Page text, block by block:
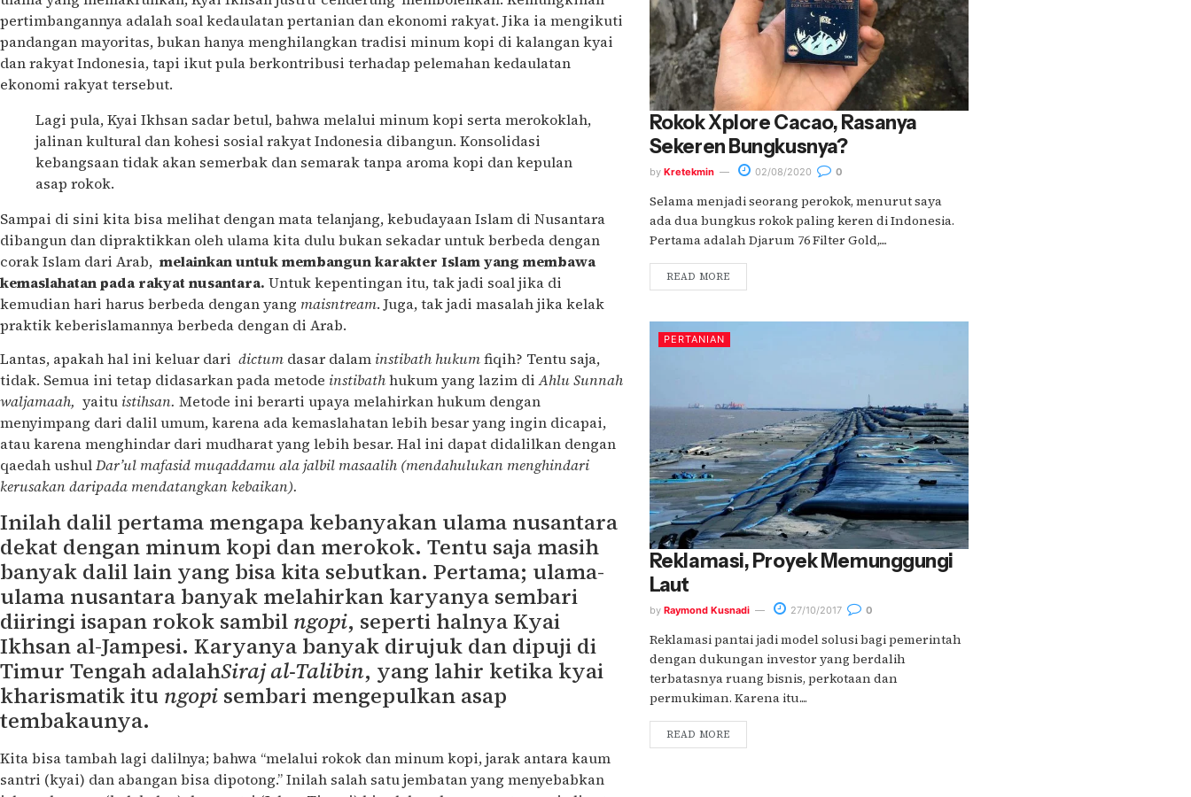
pertimbangannya adalah soal kedaulatan pertanian dan ekonomi rakyat. Jika ia mengikuti
pandangan mayoritas, bukan hanya menghilangkan tradisi minum kopi di kalangan kyai
dan rakyat Indonesia, tapi ikut pula berkontribusi terhadap pelemahan kedaulatan
ekonomi rakyat tersebut.
Lagi pula, Kyai Ikhsan sadar betul, bahwa melalui minum kopi serta merokoklah,
jalinan kultural dan kohesi sosial rakyat Indonesia dibangun. Konsolidasi
kebangsaan tidak akan semerbak dan semarak tanpa aroma kopi dan kepulan
asap rokok.
Sampai di sini kita bisa melihat dengan mata telanjang, kebudayaan Islam di Nusantara
dibangun dan dipraktikkan oleh ulama kita dulu bukan sekadar untuk berbeda dengan
corak Islam dari Arab, melainkan untuk membangun karakter Islam yang membawa
kemaslahatan pada rakyat nusantara. Untuk kepentingan itu, tak jadi soal jika di
kemudian hari harus berbeda dengan yang maisntream. Juga, tak jadi masalah jika kelak
praktik keberislamannya berbeda dengan di Arab.
Lantas, apakah hal ini keluar dari dictum dasar dalam instibath hukumfiqih? Tentu saja,
tidak. Semua ini tetap didasarkan pada metode instibathhukum yang lazim diAhlu Sunnah
waljamaah, yaitu istihsan. Metode ini berarti upaya melahirkan hukum dengan
menyimpang dari dalil umum, karena ada kemaslahatan lebih besar yang ingin dicapai,
atau karena menghindar dari mudharat yang lebih besar. Hal ini dapat didalilkan dengan
qaedah ushulDar’ul mafasid muqaddamu ala jalbil masaalih (mendahulukan menghindari
kerusakan daripada mendatangkan kebaikan).
Inilah dalil pertama mengapa kebanyakan ulama nusantara
dekat dengan minum kopi dan merokok. Tentu saja masih
banyak dalil lain yang bisa kita sebutkan. Pertama; ulama-
ulama nusantara banyak melahirkan karyanya sembari
diiringi isapan rokok sambil ngopi, seperti halnya Kyai
Ikhsan al-Jampesi. Karyanya banyak dirujuk dan dipuji di
Timur Tengah adalahSiraj al-Talibin, yang lahir ketika kyai
kharismatik itu ngopi sembari mengepulkan asap
tembakaunya.
Kita bisa tambah lagi dalilnya; bahwa “melalui rokok dan minum kopi, jarak antara kaum
santri (kyai) dan abangan bisa dipotong.” Inilah salah satu jembatan yang menyebabkan
Rokok Xplore Cacao, Rasanya
Sekeren Bungkusnya?
by Kretekmin 02/08/2020 0
Selama menjadi seorang perokok, menurut saya
ada dua bungkus rokok paling keren di Indonesia.
Pertama adalah Djarum 76 Filter Gold,....
READ MORE
PERTANIAN
Reklamasi, Proyek Memunggungi
Laut
by Raymond Kusnadi 27/10/2017 0
Reklamasi pantai jadi model solusi bagi pemerintah
dengan dukungan investor yang berdalih
terbatasnya ruang bisnis, perkotaan dan
permukiman. Karena itu....
READ MORE